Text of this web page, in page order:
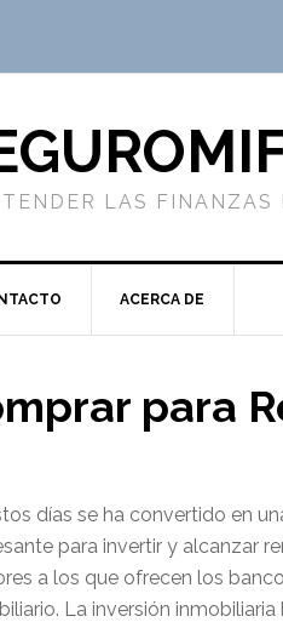
LAS FINANZAS
ACERCA DE
para
días se ha convertido en
para invertir y alcanzar
a los que ofrecen los
La inversión inmobiliaria